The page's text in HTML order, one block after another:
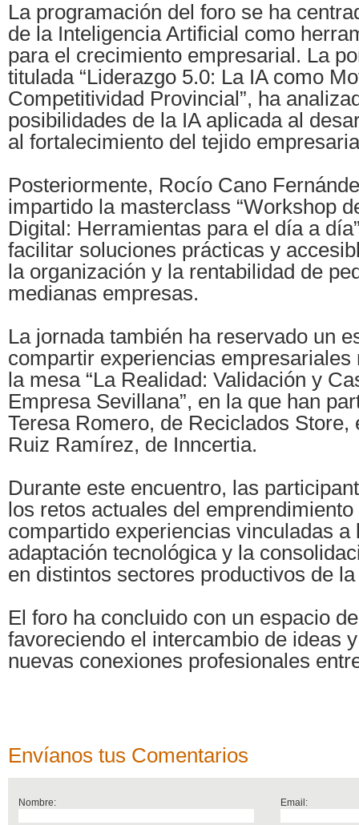
La programación del foro se ha
de la Inteligencia Artificial como
para el crecimiento empresarial. La
titulada “Liderazgo 5.0: La IA como
Competitividad Provincial”, ha
posibilidades de la IA aplicada al
al fortalecimiento del tejido
Posteriormente, Rocío Cano
impartido la masterclass “Workshop
Digital: Herramientas para el día a
facilitar soluciones prácticas y
la organización y la rentabilidad de
medianas empresas.
La jornada también ha reservado un
compartir experiencias empresariales
la mesa “La Realidad: Validación y
Empresa Sevillana”, en la que han
Teresa Romero, de Reciclados Store,
Ruiz Ramírez, de Inncertia.
Durante este encuentro, las
los retos actuales del
compartido experiencias vinculadas a
adaptación tecnológica y la
en distintos sectores productivos de
El foro ha concluido con un espacio
favoreciendo el intercambio de ideas
nuevas conexiones profesionales
Envíanos tus Comentarios
Nombre: Email: